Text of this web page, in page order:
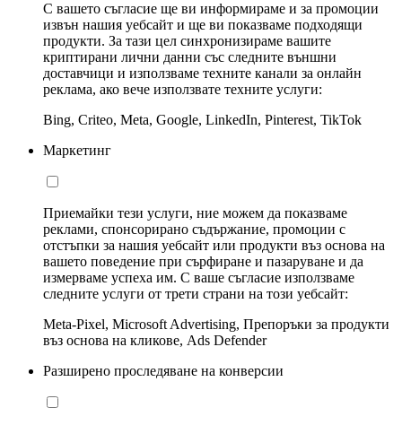
С вашето съгласие ще ви информираме и за промоции
извън нашия уебсайт и ще ви показваме подходящи
продукти. За тази цел синхронизираме вашите
криптирани лични данни със следните външни
доставчици и използваме техните канали за онлайн
реклама, ако вече използвате техните услуги:
Bing, Criteo, Meta, Google, LinkedIn, Pinterest, TikTok
Маркетинг
Приемайки тези услуги, ние можем да показваме
реклами, спонсорирано съдържание, промоции с
отстъпки за нашия уебсайт или продукти въз основа на
вашето поведение при сърфиране и пазаруване и да
измерваме успеха им. С ваше съгласие използваме
следните услуги от трети страни на този уебсайт:
Meta-Pixel, Microsoft Advertising, Препоръки за продукти
въз основа на кликове, Ads Defender
Разширено проследяване на конверсии